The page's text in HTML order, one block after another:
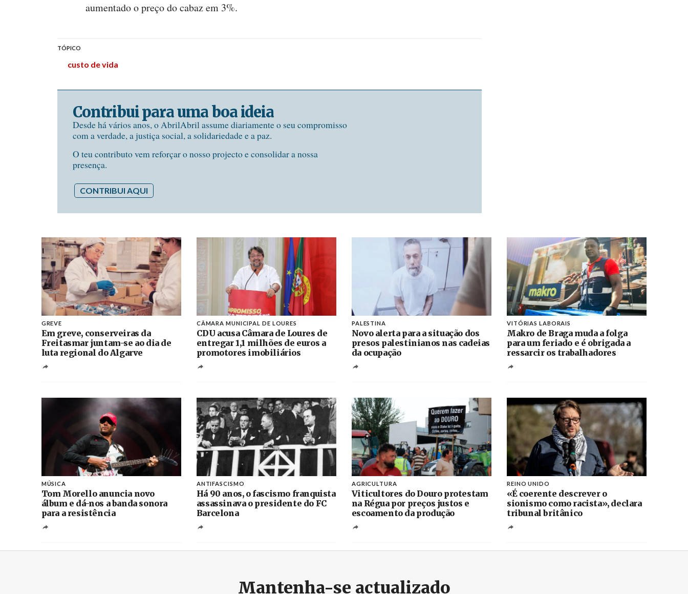
aumentado o preço do cabaz em 3%.
TÓPICO
custo de vida
Contribui para uma boa ideia
Desde há vários anos, o AbrilAbril assume diariamente o seu compromisso
com a verdade, a justiça social, a solidariedade e a paz.
O teu contributo vem reforçar o nosso projecto e consolidar a nossa
presença.
CONTRIBUI AQUI
GREVE
Em greve, conserveiras da
Freitasmar juntam-se ao dia de
luta regional do Algarve
CÂMARA MUNICIPAL DE LOURES
CDU acusa Câmara de Loures de
entregar 1,1 milhões de euros a
promotores imobiliários
PALESTINA
Novo alerta para a situação dos
presos palestinianos nas cadeias
da ocupação
VITÓRIAS LABORAIS
Makro de Braga muda a folga
para um feriado e é obrigada a
ressarcir os trabalhadores
MÚSICA
Tom Morello anuncia novo
álbum e dá-nos a banda sonora
para a resistência
ANTIFASCISMO
Há 90 anos, o fascismo franquista
assassinava o presidente do FC
Barcelona
AGRICULTURA
Viticultores do Douro protestam
na Régua por preços justos e
escoamento da produção
REINO UNIDO
«É coerente descrever o
sionismo como racista», declara
tribunal britânico
Mantenha-se actualizado